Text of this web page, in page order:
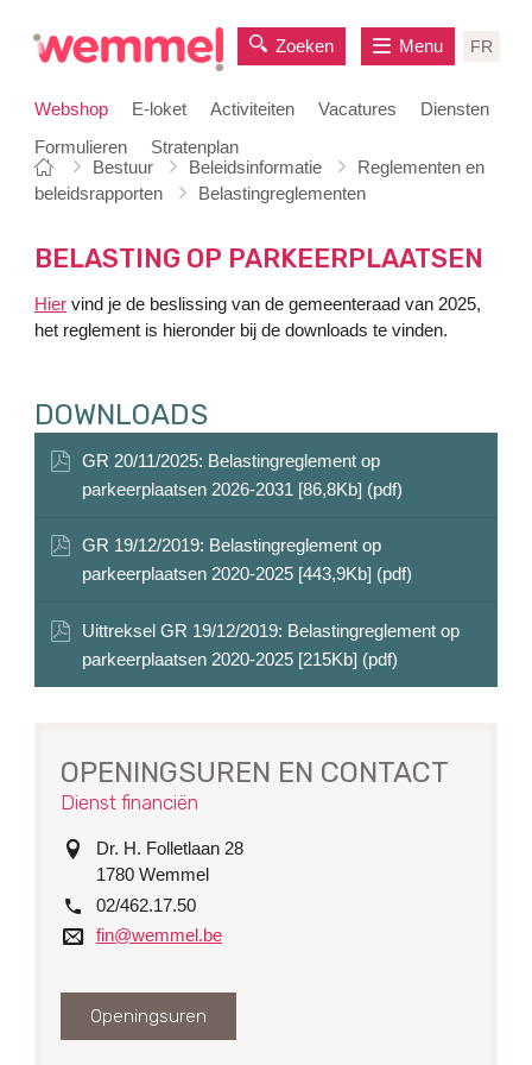
naar
Webshop E-loket Activiteiten Vacatures
Diensten
Formulieren
Stratenplan
Zoeken FR
Menu
Je
bent
Startpagina
Bestuur Beleidsinformatie
Reglementen en
beleidsrapporten
Belastingreglementen
BELASTING OP PARKEERPLAATSEN
Hier vind je de beslissing van de gemeenteraad van 2025,
het reglement is hieronder bij de downloads te vinden.
DOWNLOADS
GR 20/11/2025: Belastingreglement op
parkeerplaatsen 2026-2031 [86,8Kb] (pdf)
GR 19/12/2019: Belastingreglement op
parkeerplaatsen 2020-2025 [443,9Kb] (pdf)
Uittreksel GR 19/12/2019: Belastingreglement op
parkeerplaatsen 2020-2025 [215Kb] (pdf)
OPENINGSUREN EN CONTACT
Dienst financiën
adresDr. H. Folletlaan 28
1780 Wemmel
tel.
02/462.17.50
e-
fin@wemmel.be
Openingsuren